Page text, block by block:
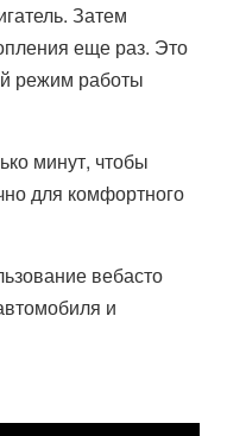
Затем
еще раз. Это
режим работы
минут, чтобы
для комфортного
вебасто
и